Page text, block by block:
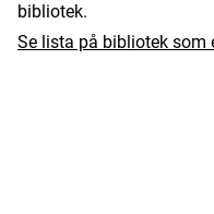
bibliotek.
Se lista på bibliotek